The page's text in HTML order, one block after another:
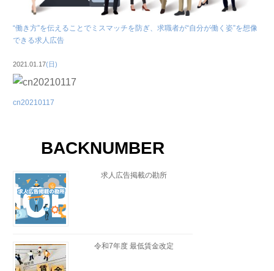
“働き方”を伝えることでミスマッチを防ぎ、求職者が“自分が働く姿”を想像
できる求人広告
2021.01.17(日)
cn20210117
BACKNUMBER
求人広告掲載の勘所
令和7年度 最低賃金改定